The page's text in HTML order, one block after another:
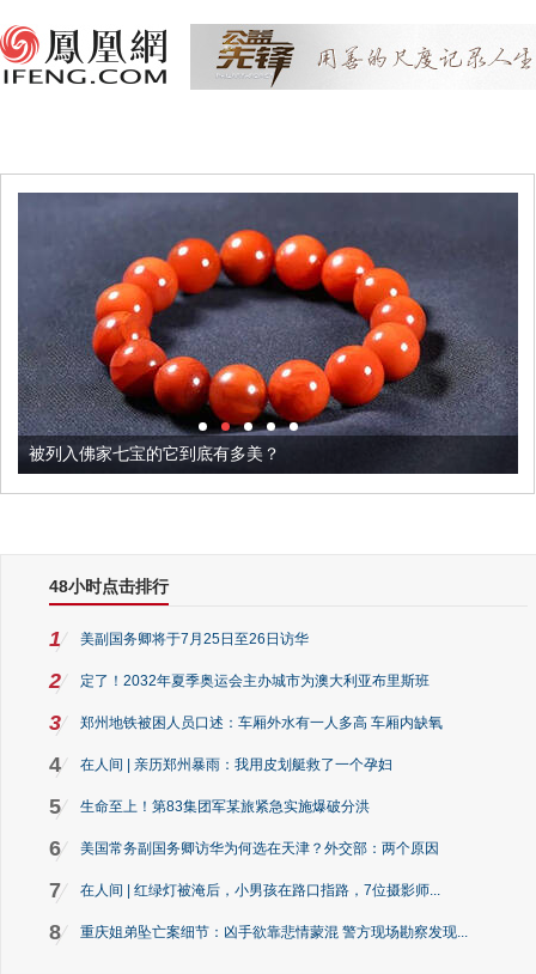
被列入佛家七宝的它到底有多美？
48小时点击排行
1 美副国务卿将于7月25日至26日访华
2 定了！2032年夏季奥运会主办城市为澳大利亚布里斯班
3 郑州地铁被困人员口述：车厢外水有一人多高 车厢内缺氧
4 在人间 | 亲历郑州暴雨：我用皮划艇救了一个孕妇
5 生命至上！第83集团军某旅紧急实施爆破分洪
6 美国常务副国务卿访华为何选在天津？外交部：两个原因
7 在人间 | 红绿灯被淹后，小男孩在路口指路，7位摄影师...
8 重庆姐弟坠亡案细节：凶手欲靠悲情蒙混 警方现场勘察发现...